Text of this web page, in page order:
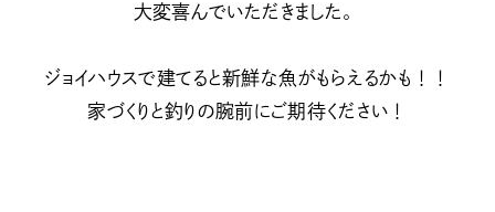
大変喜んでいただきました。
ジョイハウスで建てると新鮮な魚がもらえるかも！！
家づくりと釣りの腕前にご期待ください！